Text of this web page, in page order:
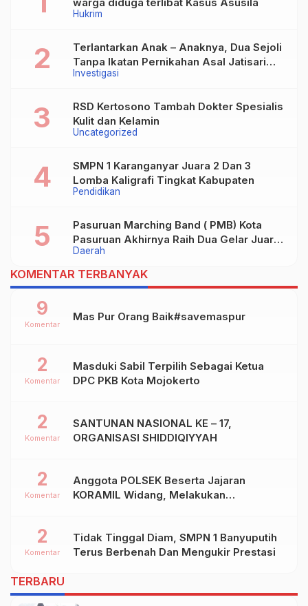
Hukrim
Investigasi
Terlantarkan Anak – Anaknya, Dua Sejoli
Tanpa Ikatan Pernikahan Asal Jatisari
Kecamatan Geger Madiun dan Maospati
Uncategorized
RSD Kertosono Tambah Dokter Spesialis
Kulit dan Kelamin
Pendidikan
SMPN 1 Karanganyar Juara 2 Dan 3
Lomba Kaligrafi Tingkat Kabupaten
Daerah
Pasuruan Marching Band ( PMB) Kota
Pasuruan Akhirnya Raih Dua Gelar Juara
Dalam Kejurprov Jatim 2024
KOMENTAR TERBANYAK
Mas Pur Orang Baik#savemaspur
9
Komentar
Masduki Sabil Terpilih Sebagai Ketua
DPC PKB Kota Mojokerto
2
Komentar
SANTUNAN NASIONAL KE – 17,
ORGANISASI SHIDDIQIYYAH
2
Komentar
Anggota POLSEK Beserta Jajaran
KORAMIL Widang, Melakukan
Kab.TUBAN
2
Komentar
Tidak Tinggal Diam, SMPN 1 Banyuputih
Terus Berbenah Dan Mengukir Prestasi
2
Komentar
TERBARU